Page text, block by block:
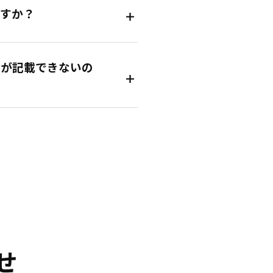
か？
記載できないの